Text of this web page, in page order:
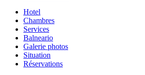
Hotel
Chambres
Services
Balneario
Galerie photos
Situation
Réservations